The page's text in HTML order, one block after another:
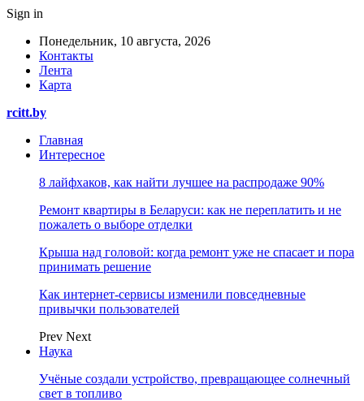
Sign in
Понедельник, 10 августа, 2026
Контакты
Лента
Карта
rcitt.by
Главная
Интересное
8 лайфхаков, как найти лучшее на распродаже 90%
Ремонт квартиры в Беларуси: как не переплатить и не
пожалеть о выборе отделки
Крыша над головой: когда ремонт уже не спасает и пора
принимать решение
Как интернет-сервисы изменили повседневные
привычки пользователей
Prev Next
Наука
Учёные создали устройство, превращающее солнечный
свет в топливо